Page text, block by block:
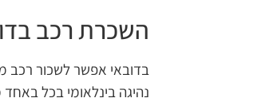
השכרת רכב
נהיגה בינלאומי בכל